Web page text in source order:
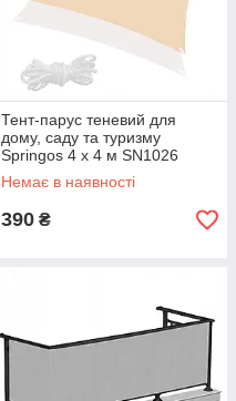
Тент-парус теневий для
дому, саду та туризму
Springos 4 x 4 м SN1026
Biege aiw якість
Немає в наявності
390 ₴